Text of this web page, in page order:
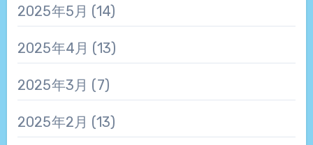
2025年5月 (14)
2025年4月 (13)
2025年3月 (7)
2025年2月 (13)